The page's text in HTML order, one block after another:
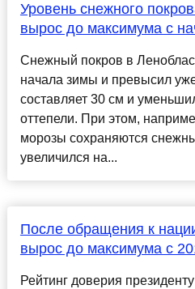
Уровень снежного
вырос до максимума с
Снежный покров в
начала зимы и превысил
составляет 30 см и
оттепели. При этом,
морозы сохраняются
увеличился на...
После обращения к
вырос до максимума с
Рейтинг доверия